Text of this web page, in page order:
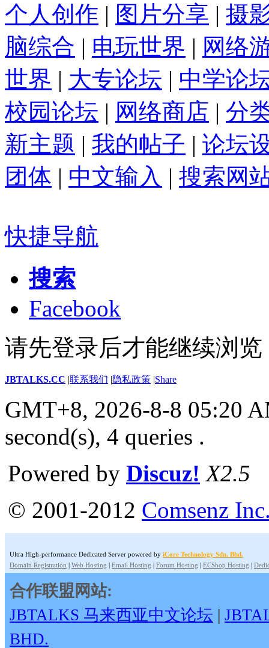
个人创作 | 图片分享 | 摄
脑综合 | 电玩世界 | 网络
世界 | 大专论坛 | 中学论
校园论坛 | 网络商店 | 分
新主题 | 我的帖子 | 论坛
团体 | 中文输入 | 搜索网
快捷导航
搜索
Facebook
请先登录后才能继续浏览
JBTALKS.CC |联系我们 |隐私政策 |Share
GMT+8, 2026-8-8 05:20
second(s), 4 queries .
Powered by Discuz! X2.5
© 2001-2012 Comsenz
Ultra High-performance Dedicated Server powered by iCore Technology Sdn. Bhd.
Domain Registration | Web Hosting | Email Hosting | Forum Hosting | ECShop Hosting |
合作联盟网站:
JBTALKS 马来西亚中文论坛 |
BHD.